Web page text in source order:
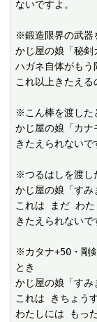
ないですよ。
※鍛造限界の武器
かじ屋の娘「秘
ハガネ自体がもう
これ以上きたえる
※こん棒を渡した
かじ屋の娘「カナ
きたえられないで
※つるはしを渡し
かじ屋の娘「すみ
これは まだ わた
きたえられないで
※カタナ+50・剛
とき
かじ屋の娘「すみ
これは きちょう
わたしには もっ